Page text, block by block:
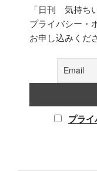
「日刊 気持ち
プライバシー・
お申し込みくだ
プライ